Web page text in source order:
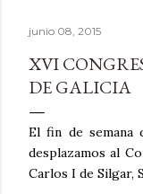
junio 08, 2015
XVI
DE GALICIA
El fin de
desplazamos al
Carlos I de Silgar,